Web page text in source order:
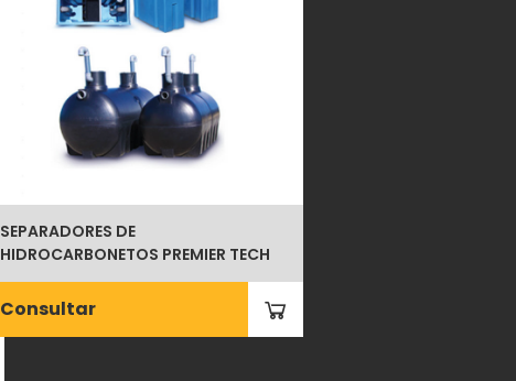
SEPARADORES DE
HIDROCARBONETOS PREMIER TECH
Consultar